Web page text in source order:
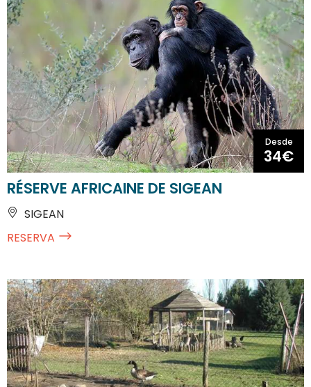
Desde
34€
RÉSERVE AFRICAINE DE SIGEAN
SIGEAN
RESERVA